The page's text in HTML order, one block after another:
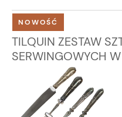
TILQUIN ZESTAW
SERWINGOWYCH
NOWOŚĆ